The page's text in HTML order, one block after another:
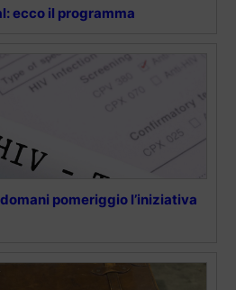
ecco il programma
pomeriggio l’iniziativa